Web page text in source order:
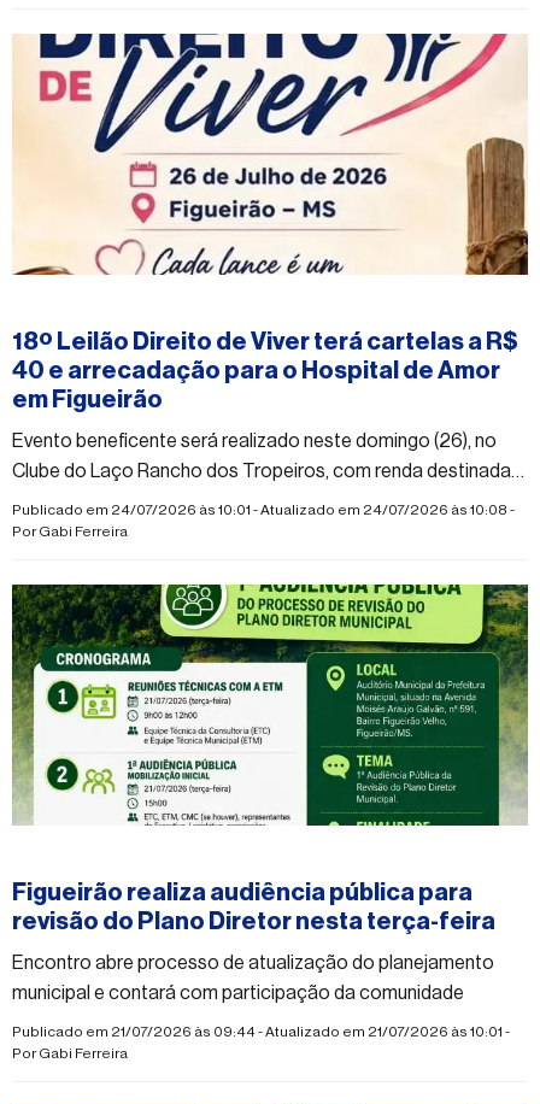
18º Leilão Direito de Viver terá cartelas a R$
40 e arrecadação para o Hospital de Amor
em Figueirão
Evento beneficente será realizado neste domingo (26), no
Clube do Laço Rancho dos Tropeiros, com renda destinada
ao Hospital de Amor
Publicado em 24/07/2026 às 10:01 - Atualizado em 24/07/2026 às 10:08 -
PorGabi Ferreira
Figueirão realiza audiência pública para
revisão do Plano Diretor nesta terça-feira
Encontro abre processo de atualização do planejamento
municipal e contará com participação da comunidade
Publicado em 21/07/2026 às 09:44 - Atualizado em 21/07/2026 às 10:01 -
PorGabi Ferreira